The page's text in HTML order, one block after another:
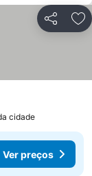
Partilhar
cidade
Ver preços